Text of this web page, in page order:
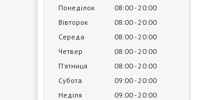
Понеділок 08:00 20:00
Вівторок
08:00 20:00
Середа
08:00 20:00
Четвер
08:00 20:00
Пʼятниця
08:00 20:00
Субота
09:00 20:00
Неділя
09:00 20:00